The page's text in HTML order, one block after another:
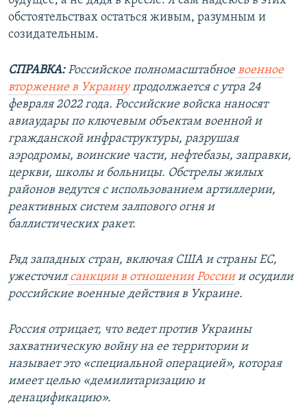
обстоятельствах остаться живым, разумным и
созидательным.
СПРАВКА:Российское полномасштабноевоенное
вторжение в Украинупродолжается с утра 24
февраля 2022 года. Российские войска наносят
авиаудары по ключевым объектам военной и
гражданской инфраструктуры, разрушая
аэродромы, воинские части, нефтебазы, заправки,
церкви, школы и больницы. Обстрелы жилых
районов ведутся с использованием артиллерии,
реактивных систем залпового огня и
баллистических ракет.
Ряд западных стран, включая США и страны ЕС,
ужесточилсанкции в отношении Россиии осудили
российские военные действия в Украине.
Россия отрицает, что ведет против Украины
захватническую войну на ее территории и
называет это «специальной операцией», которая
имеет целью «демилитаризацию и
денацификацию».